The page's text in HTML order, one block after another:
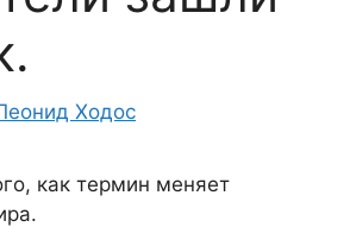
Ходос
как термин меняет